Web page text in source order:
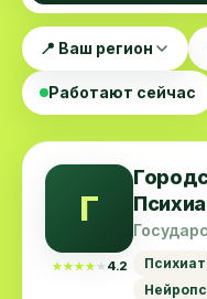
📍 Ваш регион
Работают сейчас
Г
★★★★★
★★★★★ 4.2